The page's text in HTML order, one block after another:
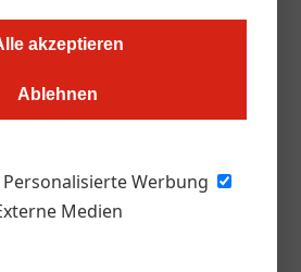
akzeptieren
Ablehnen
Personalisierte Werbung
Medien
Campus 02 wurden die
Nach dem Sieg in der
bei der